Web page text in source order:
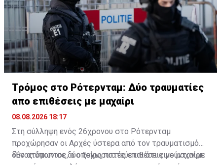
Tρόμος στο Ρότερνταμ: Δύο τραυματίες
απο επιθέσεις με μαχαίρι
08.08.2026 18:17
Στη σύλληψη ενός 26χρονου στο Ρότερνταμ
προχώρησαν οι Αρχές ύστερα από τον τραυματισμό
δύο ατόμων σε δύο ξεχωριστές επιθέσεις με μαχαίρι.
«Ένας ύποπτος, ο οποίος πιστεύεται ότι κινούνταν με